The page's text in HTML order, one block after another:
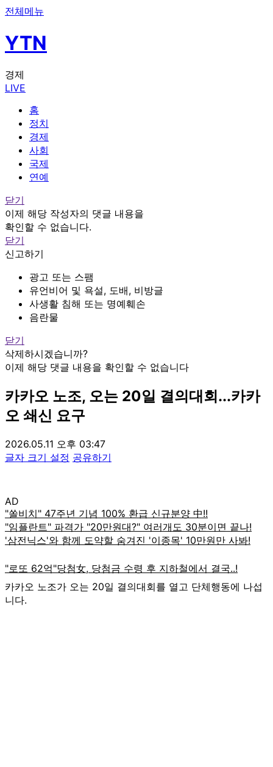
전체메뉴
YTN
경제
LIVE
홈
정치
경제
사회
국제
연예
닫기
이제 해당 작성자의 댓글 내용을
확인할 수 없습니다.
닫기
신고하기
광고 또는 스팸
유언비어 및 욕설, 도배, 비방글
사생활 침해 또는 명예훼손
음란물
닫기
삭제하시겠습니까?
이제 해당 댓글 내용을 확인할 수 없습니다
카카오 노조, 오는 20일 결의대회...카카
오 쇄신 요구
2026.05.11 오후 03:47
글자 크기 설정 공유하기
AD
카카오 노조가 오는 20일 결의대회를 열고 단체행동에 나섭
니다.